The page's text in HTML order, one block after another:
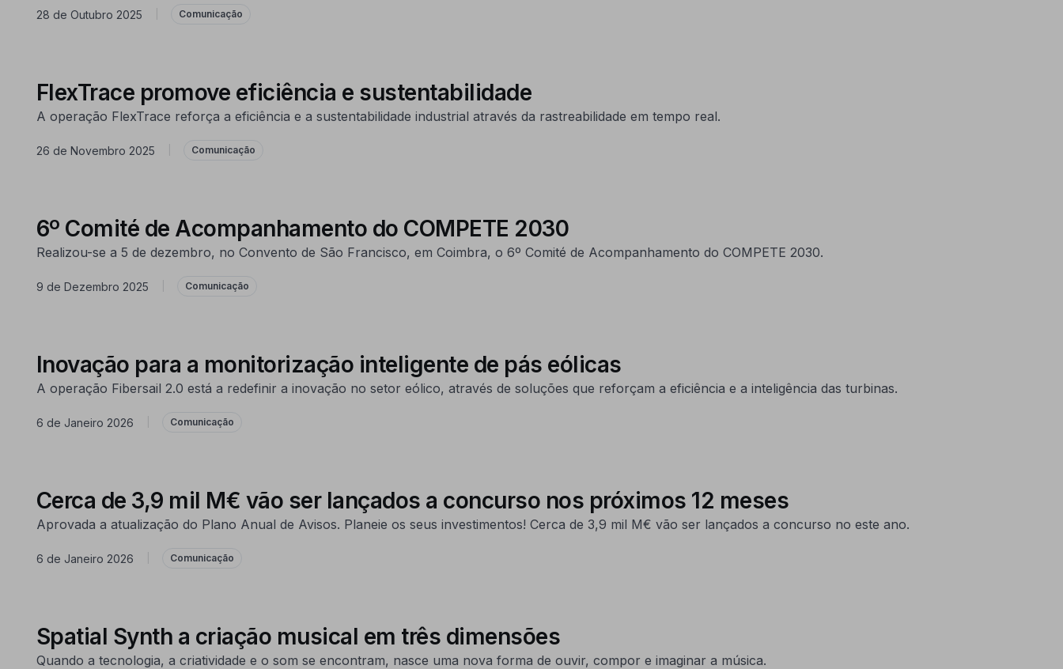
28 de Outubro 2025 Comunicação
FlexTrace promove eficiência e sustentabilidade
A operação FlexTrace reforça a eficiência e a sustentabilidade industrial através da rastreabilidade em tempo real.
26 de Novembro 2025 Comunicação
6º Comité de Acompanhamento do COMPETE 2030
Realizou-se a 5 de dezembro, no Convento de São Francisco, em Coimbra, o 6º Comité de Acompanhamento do COMPETE 2030.
9 de Dezembro 2025 Comunicação
Inovação para a monitorização inteligente de pás eólicas
A operação Fibersail 2.0 está a redefinir a inovação no setor eólico, através de soluções que reforçam a eficiência e a inteligência das turbinas.
6 de Janeiro 2026 Comunicação
Cerca de 3,9 mil M€ vão ser lançados a concurso nos próximos 12 meses
Aprovada a atualização do Plano Anual de Avisos. Planeie os seus investimentos! Cerca de 3,9 mil M€ vão ser lançados a concurso no este ano.
6 de Janeiro 2026 Comunicação
Spatial Synth a criação musical em três dimensões
Quando a tecnologia, a criatividade e o som se encontram, nasce uma nova forma de ouvir, compor e imaginar a música.